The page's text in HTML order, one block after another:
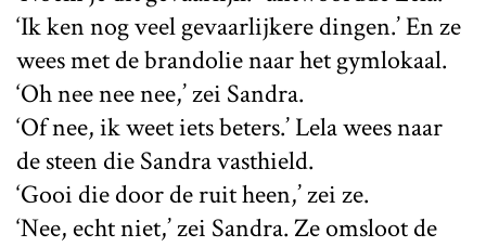
‘Ik ken nog veel gevaarlijkere dingen.’ En ze
wees met de brandolie naar het gymlokaal.
‘Oh nee nee nee,’ zei Sandra.
‘Of nee, ik weet iets beters.’ Lela wees naar
de steen die Sandra vasthield.
‘Gooi die door de ruit heen,’ zei ze.
‘Nee, echt niet,’ zei Sandra. Ze omsloot de